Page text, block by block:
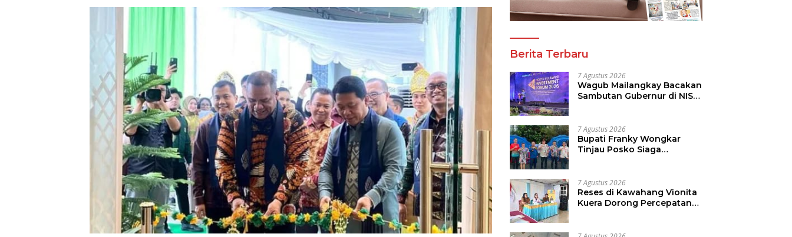
Berita Terbaru
7 Agustus 2026
Wagub Mailangkay Bacakan
Sambutan Gubernur di NISF
Hilirisasi Kelapa ke Investor
7 Agustus 2026
Bupati Franky Wongkar
Tinjau Posko Siaga
Musim Kemarau
7 Agustus 2026
Reses di Kawahang Vionita
Kuera Dorong Percepatan